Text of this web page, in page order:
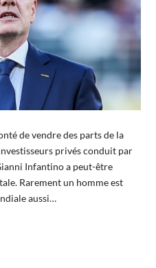
de vendre des parts de la
privés conduit par
Infantino a peut-être
Rarement un homme est
aussi…